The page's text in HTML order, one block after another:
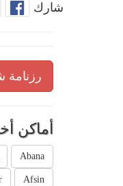
شارك
رزنامة
أماكن
Abana
Afsin